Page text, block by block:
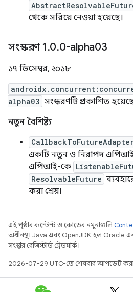
থেকে সরিয়ে নেওয়া হয়েছে।
সংস্করণ 1.0.0-alpha03
১৭ ডিসেম্বর, ২০১৮
alpha03 সংস্করণটি প্রকাশিত
নতুন বৈশিষ্ট্য
একটি নতুন ও নিরাপদ
এপিআই-কে
ResolvableFuture
করা শ্রেয়।
এই পৃষ্ঠার কন্টেন্ট ও কোডের নমুনাগুলি
অধীনস্থ। Java এবং OpenJDK হল Oracle
সংস্থার রেজিস্টার্ড ট্রেডমার্ক।
2026-07-29 UTC-তে শেষবার আপডেট করা